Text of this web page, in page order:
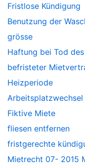
Fristlose Kündigung
Benutzung der
grösse
Haftung bei Tod
befristeter
Heizperiode
Arbeitsplatzwechsel
Fiktive Miete
fliesen entfernen
fristgerechte
Mietrecht 07- 2015